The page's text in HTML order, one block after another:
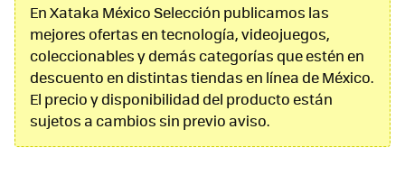
En Xataka México Selección publicamos las
mejores ofertas en tecnología, videojuegos,
coleccionables y demás categorías que estén en
descuento en distintas tiendas en línea de México.
El precio y disponibilidad del producto están
sujetos a cambios sin previo aviso.